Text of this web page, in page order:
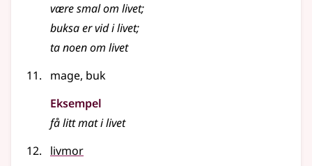
være smal om livet;
buksa er vid ilivet;
ta noen om livet
mage, buk
Eksempel
få litt mat ilivet
livmor